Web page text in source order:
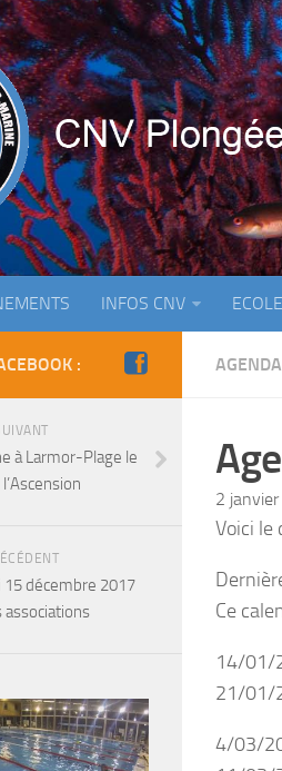
INFOS CNV
AGENDA
2
Voici le
Ce
14/01/
21/01/
4/03/
:
à Larmor-Plage le
15 décembre 2017
associations